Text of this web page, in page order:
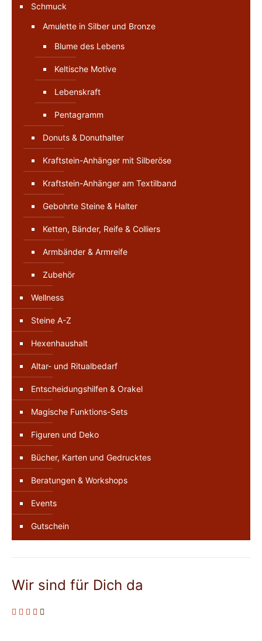
Schmuck
Amulette in Silber und Bronze
Blume des Lebens
Keltische Motive
Lebenskraft
Pentagramm
Donuts & Donuthalter
Kraftstein-Anhänger mit Silberöse
Kraftstein-Anhänger am Textilband
Gebohrte Steine & Halter
Ketten, Bänder, Reife & Colliers
Armbänder & Armreife
Zubehör
Wellness
Steine A-Z
Hexenhaushalt
Altar- und Ritualbedarf
Entscheidungshilfen & Orakel
Magische Funktions-Sets
Figuren und Deko
Bücher, Karten und Gedrucktes
Beratungen & Workshops
Events
Gutschein
Wir sind für Dich da